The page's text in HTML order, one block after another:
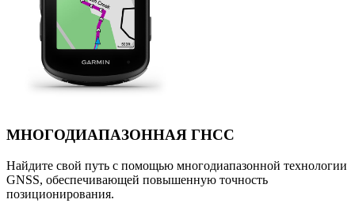
МНОГОДИАПАЗОННАЯ ГНСС
Найдите свой путь с помощью многодиапазонной технологии
GNSS, обеспечивающей повышенную точность
позиционирования.